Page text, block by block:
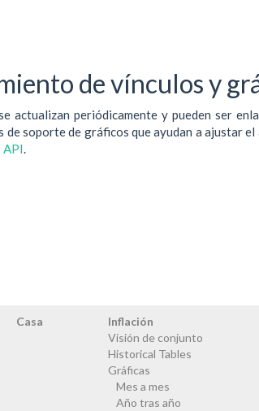
de vínculos y
actualizan periódicamente y pueden ser
de soporte de gráficos que ayudan a ajustar
Casa
Inflación
Visión de conjunto
Historical Tables
Gráficas
Mes a mes
Año tras año